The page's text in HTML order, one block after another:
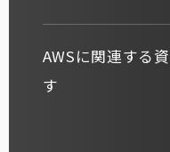
AWSに関連する
す